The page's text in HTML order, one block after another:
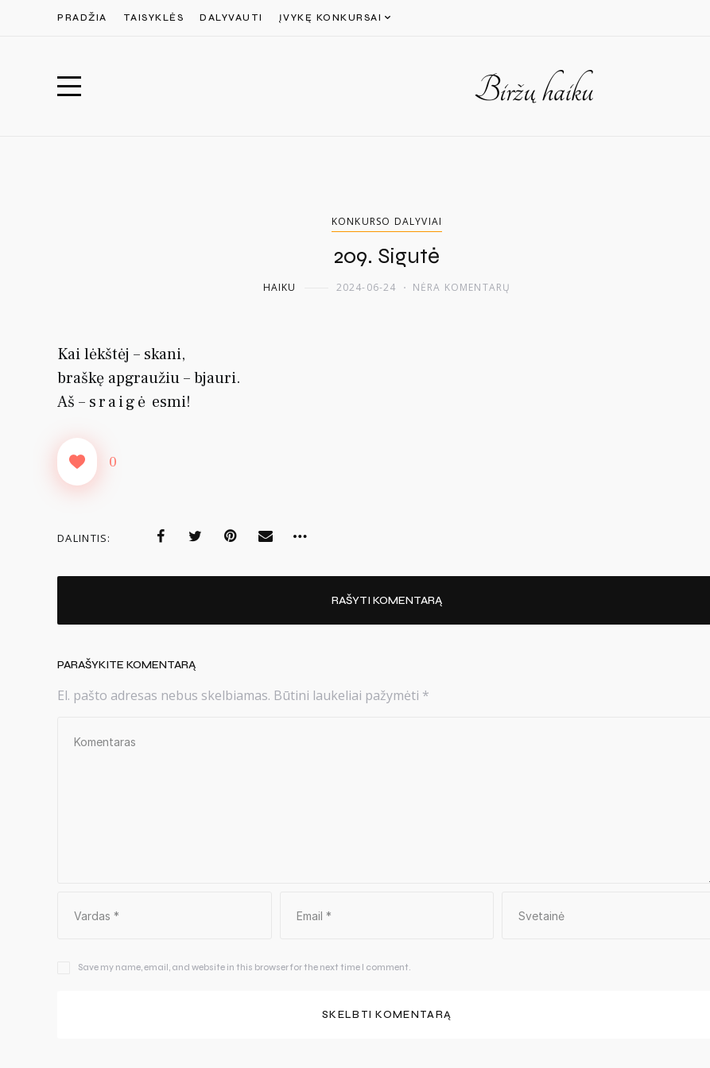
PRADŽIA TAISYKLĖS DALYVAUTI ĮVYKĘ KONKURSAI
KONKURSO DALYVIAI
209. Sigutė
HAIKU 2024-06-24 NĖRA KOMENTARŲ
Kai lėkštėj – skani,
braškę apgraužiu – bjauri.
Aš – sraigė esmi!
0
DALINTIS:
RAŠYTI KOMENTARĄ
PARAŠYKITE KOMENTARĄ
El. pašto adresas nebus skelbiamas. Būtini laukeliai pažymėti *
Save my name, email, and website in this browser for the next time I comment.